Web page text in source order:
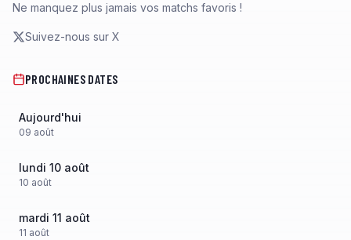
Ne manquez plus jamais vos matchs favoris !
Suivez-nous sur X
PROCHAINES DATES
Aujourd'hui
09 août
lundi 10 août
10 août
mardi 11 août
11 août